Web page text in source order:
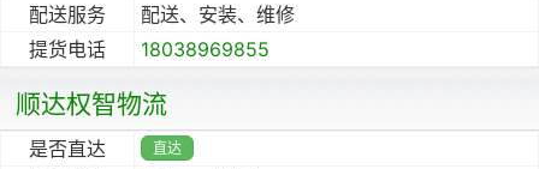
配送服务
配送、安装、维修
提货电话
18038969855
顺达权智物流
是否直达 直达